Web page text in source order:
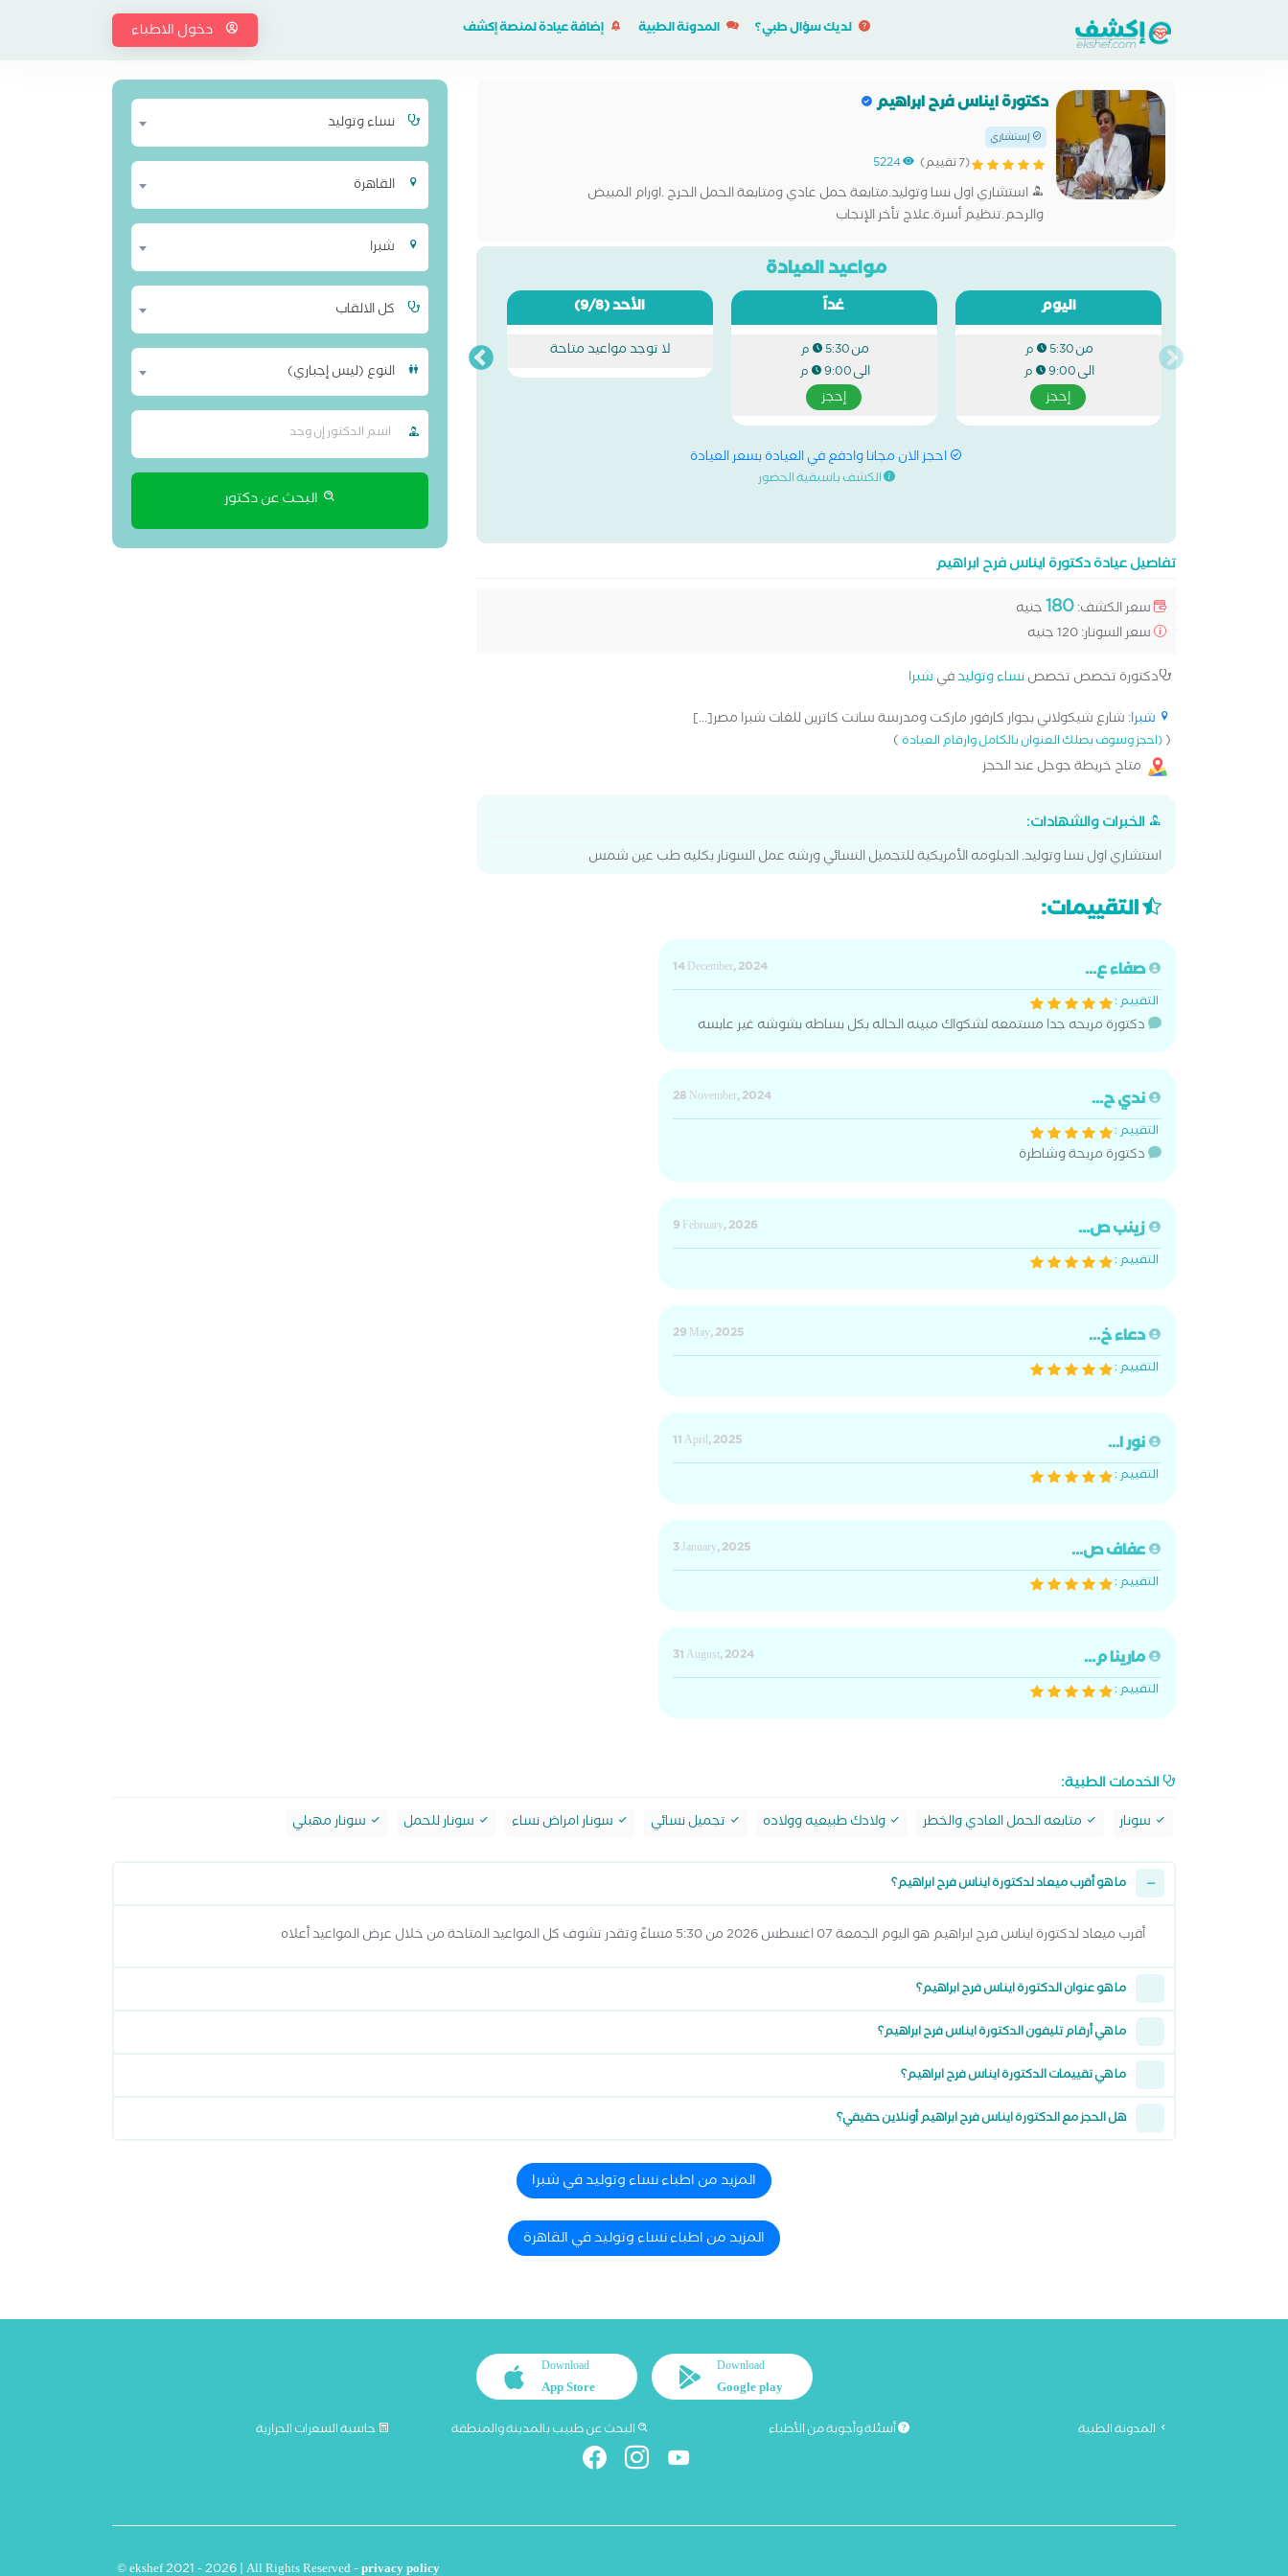
لديك سؤال طبي؟ المدونة الطبية إضافة عيادة لمنصة إكشف دخول الاطباء
دكتورة ايناس فرح ابراهيم
إستشاري
(7 تقييم) 5224
استشاري اول نسا وتوليد.متابعة حمل عادي ومتابعة الحمل الحرج .اورام المبيض
والرحم.تنظيم أسرة.علاج تأخر الإنجاب
مواعيد العيادة
اليوم
من5:30 م
الى9:00 م
إحجز
غداً
من5:30 م
الى9:00 م
إحجز
الأحد(9/8)
لا توجد مواعيد متاحة
احجز الان مجانا وادفع في العيادة بسعر العيادة
الكشف باسبقية الحضور
تفاصيل عيادة دكتورة ايناس فرح ابراهيم
سعر الكشف:180جنيه
سعر السونار: 120 جنيه
دكتورة تخصص تخصصنساء وتوليدفي شبرا
شبرا: شارع شيكولاني بجوار كارفور ماركت ومدرسة سانت كاترين للغات شبرا مصر[...]
((احجز وسوف يصلك العنوان بالكامل وارقام العيادة)
متاح خريطة جوجل عند الحجز
الخبرات والشهادات:
استشاري اول نسا وتوليد. الدبلومه الأمريكية للتجميل النسائي ورشه عمل السونار بكليه طب عين شمس
نساء وتوليد
القاهرة
شبرا
كل الالقاب
النوع (ليس إجباري)
البحث عن دكتور
التقييمات:
صفاء ع...
14 December, 2024
التقييم :
دكتورة مريحه جدا مستمعه لشكواك مبينه الحاله بكل بساطه بشوشه غير عابسه
ندي ح...
28 November, 2024
التقييم :
دكتورة مريحة وشاطرة
زينب ص...
9 February, 2026
التقييم :
دعاء خ...
29 May, 2025
التقييم :
نور ا...
11 April, 2025
التقييم :
عفاف ص...
3 January, 2025
التقييم :
مارينا م...
31 August, 2024
التقييم :
الخدمات الطبية:
سونار متابعه الحمل العادي والخطر ولادك طبيعيه وولاده تجميل نسائي سونار امراض نساء سونار للحمل سونار مهبلي
ما هو أقرب ميعاد لدكتورة ايناس فرح ابراهيم؟
أقرب ميعاد لدكتورة ايناس فرح ابراهيم هو اليوم الجمعة 07 اغسطس 2026 من 5:30 مساءً وتقدر تشوف كل المواعيد المتاحة من خلال عرض المواعيد أعلاه
ما هو عنوان الدكتورة ايناس فرح ابراهيم؟
ما هي أرقام تليفون الدكتورة ايناس فرح ابراهيم؟
ما هي تقييمات الدكتورة ايناس فرح ابراهيم؟
هل الحجز مع الدكتورة ايناس فرح ابراهيم أونلاين حقيقي؟
المزيد من اطباء نساء وتوليد في شبرا
المزيد من اطباء نساء وتوليد في القاهرة
Download
Google play
Download
App Store
المدونة الطبية أسئلة وأجوبة من الأطباء البحث عن طبيب بالمدينة والمنطقة حاسبة السعرات الحرارية
© ekshef 2021 - 2026 | All Rights Reserved -privacy policy